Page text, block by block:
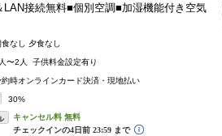
LAN接続無料■個別空調■加湿機能付き空気
食なし 夕食なし
〜2人 子供料金設定有り
約時オンラインカード決済・現地払い
30%